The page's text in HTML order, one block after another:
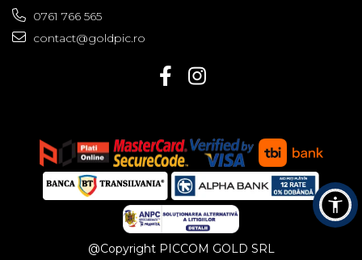
0761 766 565
contact@goldpic.ro
@Copyright PICCOM GOLD SRL